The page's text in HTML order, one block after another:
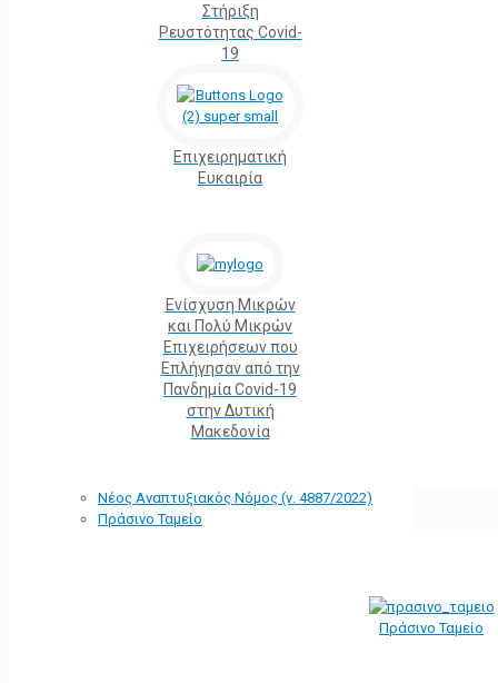
Στήριξη
Ρευστότητας Covid-
19
Επιχειρηματική
Ευκαιρία
Ενίσχυση Μικρών
και Πολύ Μικρών
Επιχειρήσεων που
Επλήγησαν από την
Πανδημία Covid-19
στην Δυτική
Μακεδονία
Νέος Αναπτυξιακός Νόμος (ν. 4887/2022)
Πράσινο Ταμείο
Πράσινο Ταμείο